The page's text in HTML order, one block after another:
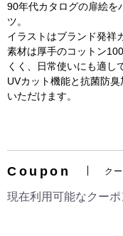
90年代カタログの扉絵を
ツ。
イラストはブランド発祥
素材は厚手のコットン
くく、日常使いにも適し
UVカット機能と抗菌防
いただけます。
Coupon ク
現在利用可能なクー